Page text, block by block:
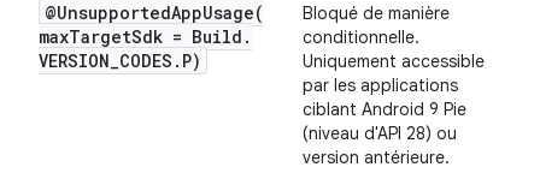
@UnsupportedAppUsage(
maxTargetSdk = Build .
VERSION_CODES . P)
Bloqué de manière
conditionnelle.
Uniquement accessible
par les applications
ciblant Android 9 Pie
(niveau d'API 28) ou
version antérieure.